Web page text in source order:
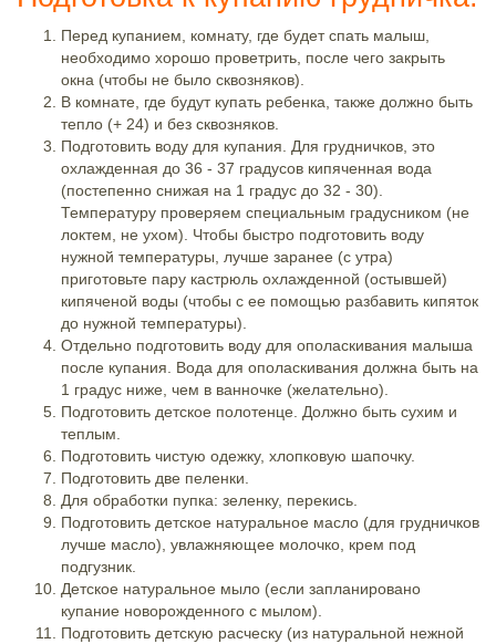
Перед купанием, комнату, где будет спать малыш,
необходимо хорошо проветрить, после чего закрыть
окна (чтобы не было сквозняков).
В комнате, где будут купать ребенка, также должно быть
тепло (+ 24) и без сквозняков.
Подготовить воду для купания. Для грудничков, это
охлажденная до 36 - 37 градусов кипяченная вода
(постепенно снижая на 1 градус до 32 - 30).
Температуру проверяем специальным градусником (не
локтем, не ухом). Чтобы быстро подготовить воду
нужной температуры, лучше заранее (с утра)
приготовьте пару кастрюль охлажденной (остывшей)
кипяченой воды (чтобы с ее помощью разбавить кипяток
до нужной температуры).
Отдельно подготовить воду для ополаскивания малыша
после купания. Вода для ополаскивания должна быть на
1 градус ниже, чем в ванночке (желательно).
Подготовить детское полотенце. Должно быть сухим и
теплым.
Подготовить чистую одежку, хлопковую шапочку.
Подготовить две пеленки.
Для обработки пупка: зеленку, перекись.
Подготовить детское натуральное масло (для грудничков
лучше масло), увлажняющее молочко, крем под
подгузник.
Детское натуральное мыло (если запланировано
купание новорожденного с мылом).
Подготовить детскую расческу (из натуральной нежной